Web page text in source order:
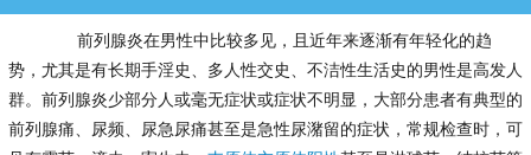
前列腺炎在男性中比较多见，且近年来逐渐有年轻化的趋
势，尤其是有长期手淫史、多人性交史、不洁性生活史的男性是高发人
群。前列腺炎少部分人或毫无症状或症状不明显，大部分患者有典型的
前列腺痛、尿频、尿急尿痛甚至是急性尿潴留的症状，常规检查时，可